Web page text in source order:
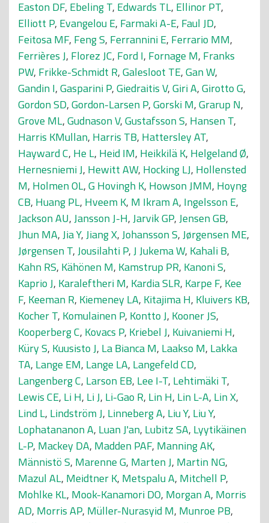
Easton DF, Ebeling T, Edwards TL, Ellinor PT,
Elliott P, Evangelou E, Farmaki A-E, Faul JD,
Feitosa MF, Feng S, Ferrannini E, Ferrario MM,
Ferrières J, Florez JC, Ford I, Fornage M, Franks
PW, Frikke-Schmidt R,Galesloot TE,Gan W,
Gandin I,Gasparini P,Giedraitis V,Giri A,Girotto G,
Gordon SD,Gordon-Larsen P,Gorski M,Grarup N,
Grove ML,Gudnason V,Gustafsson S, Hansen T,
Harris KMullan, Harris TB, Hattersley AT,
Hayward C, He L, Heid IM, Heikkilä K, Helgeland Ø,
Hernesniemi J, Hewitt AW, Hocking LJ, Hollensted
M, Holmen OL,G Hovingh K, Howson JMM, Hoyng
CB, Huang PL, Hveem K, M Ikram A, Ingelsson E,
Jackson AU,Jansson J-H,Jarvik GP,Jensen GB,
Jhun MA,Jia Y,Jiang X,Johansson S,Jørgensen ME,
Jørgensen T,Jousilahti P,J Jukema W, Kahali B,
Kahn RS, Kähönen M, Kamstrup PR, Kanoni S,
Kaprio J, Karaleftheri M, Kardia SLR, Karpe F, Kee
F, Keeman R, Kiemeney LA, Kitajima H, Kluivers KB,
Kocher T, Komulainen P, Kontto J, Kooner JS,
Kooperberg C, Kovacs P, Kriebel J, Kuivaniemi H,
Küry S, Kuusisto J, La Bianca M, Laakso M, Lakka
TA, Lange EM, Lange LA, Langefeld CD,
Langenberg C, Larson EB, Lee I-T, Lehtimäki T,
Lewis CE, Li H, Li J, Li-Gao R, Lin H, Lin L-A, Lin X,
Lind L, Lindström J, Linneberg A, Liu Y, Liu Y,
Lophatananon A, Luan J'an, Lubitz SA, Lyytikäinen
L-P, Mackey DA, Madden PAF, Manning AK,
Männistö S, Marenne G, Marten J, Martin NG,
Mazul AL, Meidtner K, Metspalu A, Mitchell P,
Mohlke KL, Mook-Kanamori DO, Morgan A, Morris
AD, Morris AP, Müller-Nurasyid M, Munroe PB,